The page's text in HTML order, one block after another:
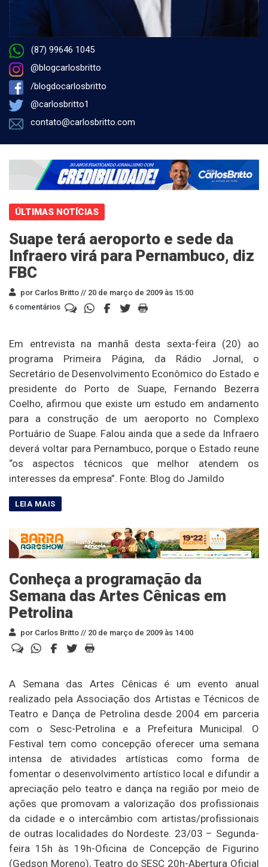
(87) 99646 1045
@blogcarlosbritto
/blogdocarlosbritto
@carlosbritto1
contato@carlosbritto.com
ÚLTIMAS NOTÍCIAS
Suape terá aeroporto e sede da
Infraero virá para Pernambuco, diz
FBC
por Carlos Britto // 20 de março de 2009 às 15:00
6 comentários
Em entrevista na manhã desta sexta-feira (20) ao
programa Primeira Página, da Rádio Jornal, o
Secretário de Desenvolvimento Econômico do Estado e
presidente do Porto de Suape, Fernando Bezerra
Coelho, afirmou que existe um estudo em andamento
para a construção de um aeroporto no Complexo
Portuário de Suape. Falou ainda que a sede da Infraero
deverá voltar para Pernambuco, porque o Estado reune
“os aspectos técnicos que melhor atendem os
interesses da empresa”. Fonte: Blog do Jamildo
Conheça a programação da
Semana das Artes Cênicas em
Petrolina
por Carlos Britto // 20 de março de 2009 às 14:00
A Semana das Artes Cênicas é um evento anual
realizado pela Associação dos Artistas e Técnicos de
Teatro e Dança de Petrolina desde 2004 em parceria
com o Sesc-Petrolina e a Prefeitura Municipal. O
Festival tem como concepção oferecer uma semana
intensa de atividades artísticas como forma de
fomentar o desenvolvimento artístico local e difundir a
apreciação pelo teatro e dança na região por meio de
ações que promovam a valorização dos profissionais
da cidade e o intercâmbio com artistas/profissionais
de outras localidades do Nordeste. 23/03 – Segunda-
feira 15h às 19h-Oficina de Concepção de Figurino
(Gedson Moreno), Teatro do SESC 20h-Abertura Oficial